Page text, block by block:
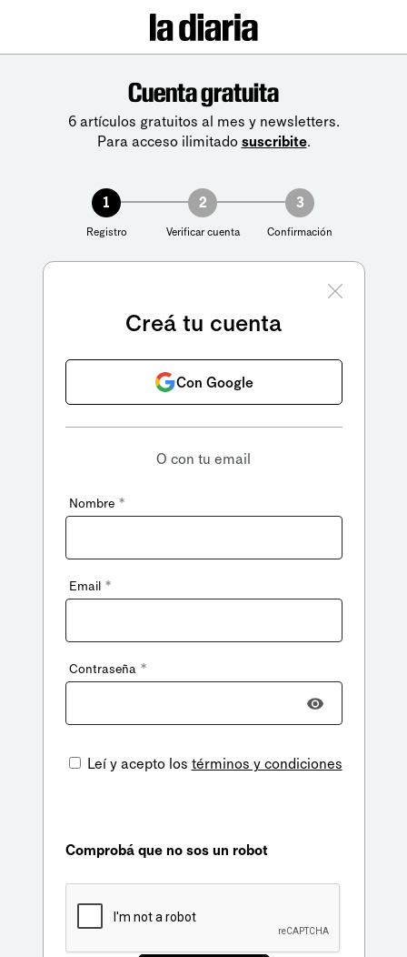
Cuenta gratuita
6 artículos gratuitos al mes y newsletters.
Para acceso ilimitado suscribite.
1
Registro
2
Verificar cuenta
3
Confirmación
Creá tu cuenta
Con Google
O con tu email
Nombre *
Email *
Contraseña *
Leí y acepto los términos y condiciones
Comprobá que no sos un robot